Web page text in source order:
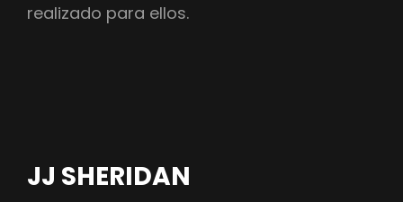
realizado para ellos.
JJ SHERIDAN